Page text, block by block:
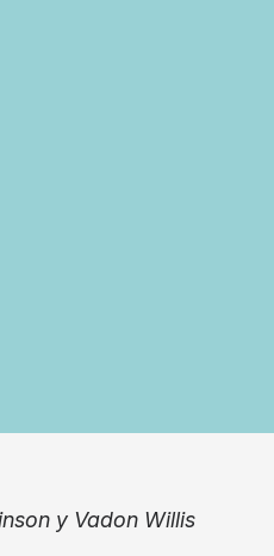
y Vadon Willis